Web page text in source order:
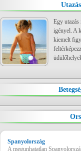
Egy
igényel. A
kiemelt
Spanyolország
A megunhatatlan